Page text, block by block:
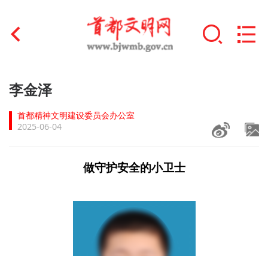
首页
文明创建
李金泽
首都精神文明建设委员会办公室
2025-06-04
做守护安全的小卫士